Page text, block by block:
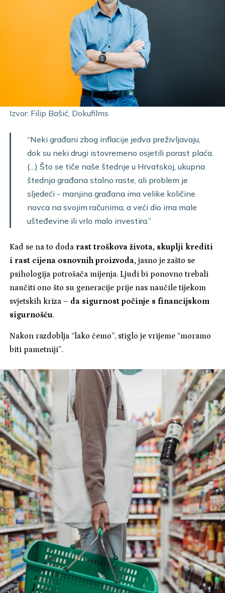
Izvor: Filip Bašić, Dokufilms
“Neki građani zbog inflacije jedva preživljavaju,
dok su neki drugi istovremeno osjetili porast plaća.
(…) Što se tiče naše štednje u Hrvatskoj, ukupna
štednja građana stalno raste, ali problem je
sljedeći - manjina građana ima velike količine
novca na svojim računima, a veći dio ima male
ušteđevine ili vrlo malo investira.”
Kad se na to doda rast troškova života, skuplji krediti
i rast cijena osnovnih proizvoda, jasno je zašto se
psihologija potrošača mijenja. Ljudi bi ponovno trebali
naučiti ono što su generacije prije nas naučile tijekom
svjetskih kriza – da sigurnost počinje s financijskom
sigurnošću.
Nakon razdoblja “lako ćemo”, stiglo je vrijeme “moramo
biti pametniji”.